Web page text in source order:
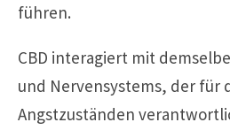
führen.
CBD interagiert mit
und Nervensystems, der für
Angstzuständen